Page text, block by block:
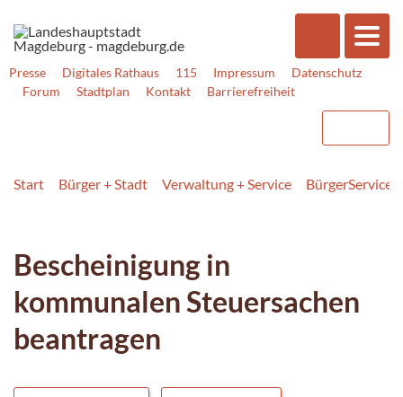
Presse Digitales Rathaus 115 Impressum
Datenschutz
Forum
Stadtplan Kontakt Barrierefreiheit
Start Bürger + Stadt Verwaltung + Service BürgerService
Bescheinigung in
kommunalen Steuersachen
beantragen